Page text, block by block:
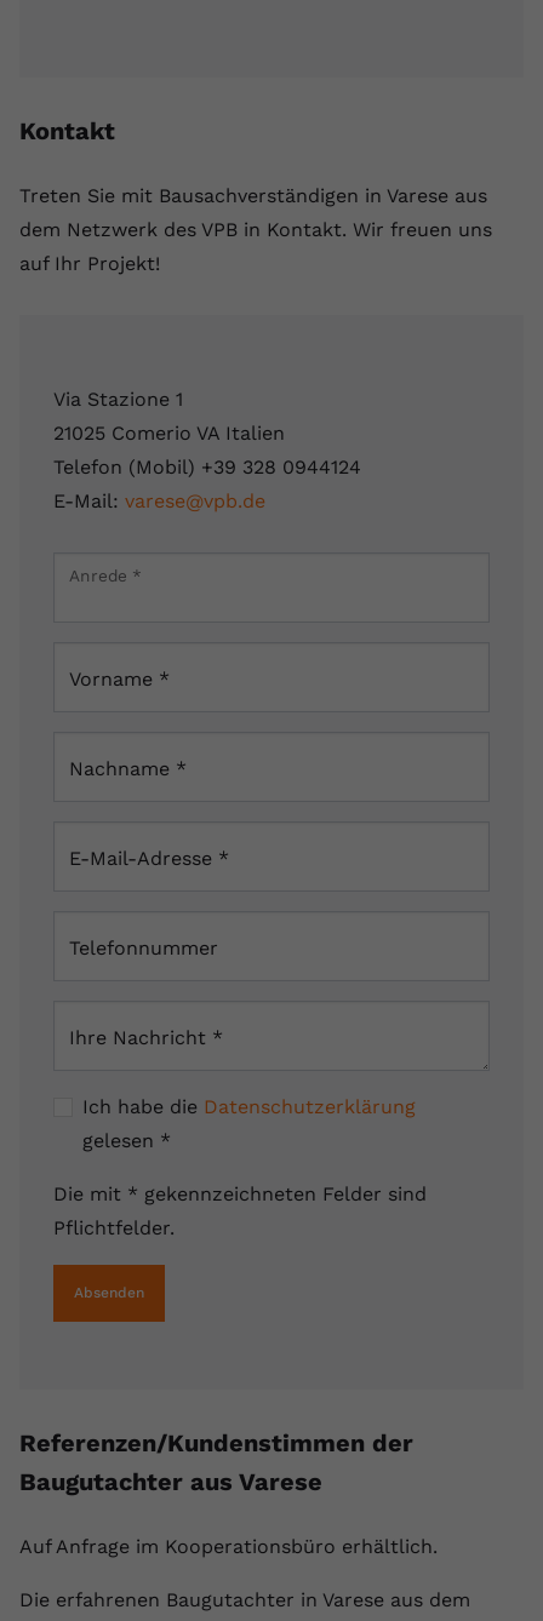
Kontakt
Treten Sie mit Bausachverständigen in Varese aus
dem Netzwerk des VPB in Kontakt. Wir freuen uns
auf Ihr Projekt!
Via Stazione 1
21025 Comerio VA Italien
Telefon (Mobil) +39 328 0944124
E-Mail: varese@vpb.de
Via Stazione 1 21025 Comerio VA Italien
Anrede *
Vorname *
Nachname *
E-Mail-Adresse *
Telefonnummer
Ihre Nachricht *
Ich habe die Datenschutzerklärung
gelesen *
Die mit * gekennzeichneten Felder sind
Pflichtfelder.
Absenden
Referenzen/Kundenstimmen der
Baugutachter aus Varese
Auf Anfrage im Kooperationsbüro erhältlich.
Die erfahrenen Baugutachter in Varese aus dem